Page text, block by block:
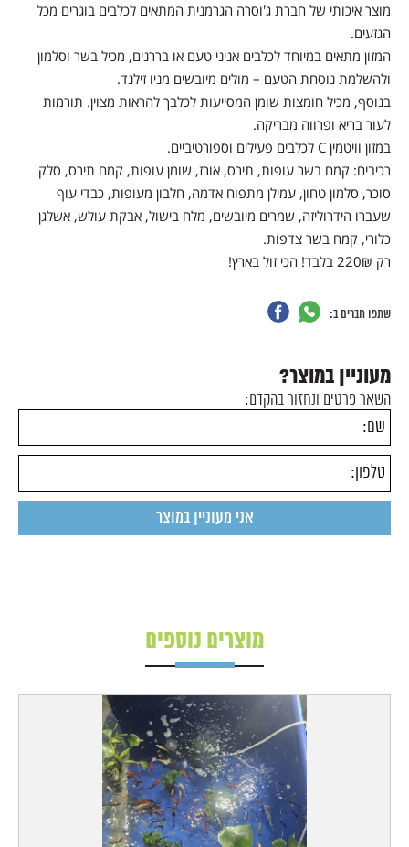
מוצר איכותי של חברת ג'וסרה הגרמנית המתאים לכלבים בוגרים מכל
הגזעים.
המזון מתאים במיוחד לכלבים אניני טעם או בררנים, מכיל בשר וסלמון
ולהשלמת נוסחת הטעם – מולים מיובשים מניו זילנד.
בנוסף, מכיל חומצות שומן המסייעות לכלבך להראות מצוין. תורמות
לעור בריא ופרווה מבריקה.
במזון וויטמין C לכלבים פעילים וספורטיביים.
רכיבים: קמח בשר עופות, תירס, אורז, שומן עופות, קמח תירס, סלק
סוכר, סלמון טחון, עמילן מתפוח אדמה, חלבון מעופות, כבדי עוף
שעברו הידרוליזה, שמרים מיובשים, מלח בישול, אבקת עולש, אשלגן
כלורי, קמח בשר צדפות.
רק 220₪ בלבד! הכי זול בארץ!
שתפו חברים ב:
מעוניין במוצר?
השאר פרטים ונחזור בהקדם:
מוצרים נוספים